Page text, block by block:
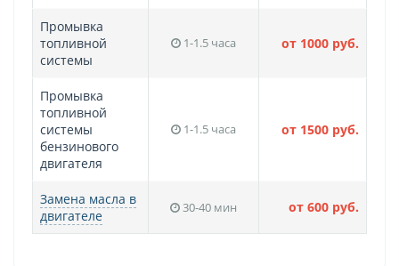
Промывка
топливной
системы
1-1.5 часа от 1000 руб.
Промывка
топливной
системы
бензинового
двигателя
1-1.5 часа от 1500 руб.
Замена масла в
двигателе
30-40 мин от 600 руб.